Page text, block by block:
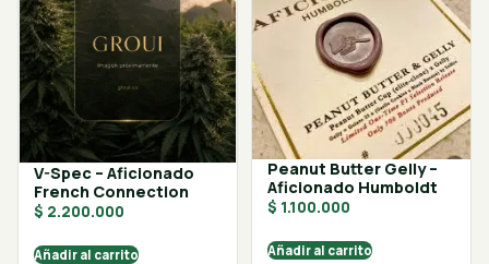
V-Spec – Aficionado
French Connection
$ 2.200.000
Añadir al carrito
Peanut Butter Gelly –
Aficionado Humboldt
$ 1.100.000
Añadir al carrito